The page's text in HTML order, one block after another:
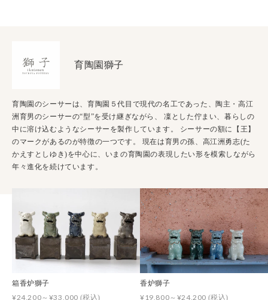
育陶園獅子
育陶園のシーサーは、育陶園５代目で現代の名工であった、陶主・高江
洲育男のシーサーの“型”を受け継ぎながら、 凜とした佇まい、暮らしの
中に溶け込むようなシーサーを製作しています。 シーサーの額に【王】
のマークがあるのが特徴の一つです。 現在は育男の孫、高江洲勇志(た
かえすとしゆき)を中心に、いまの育陶園の表現したい形を模索しながら
年々進化を続けています。
箱香炉獅子
¥24,200～¥33,000 (税込)
香炉獅子
¥19,800～¥24,200 (税込)